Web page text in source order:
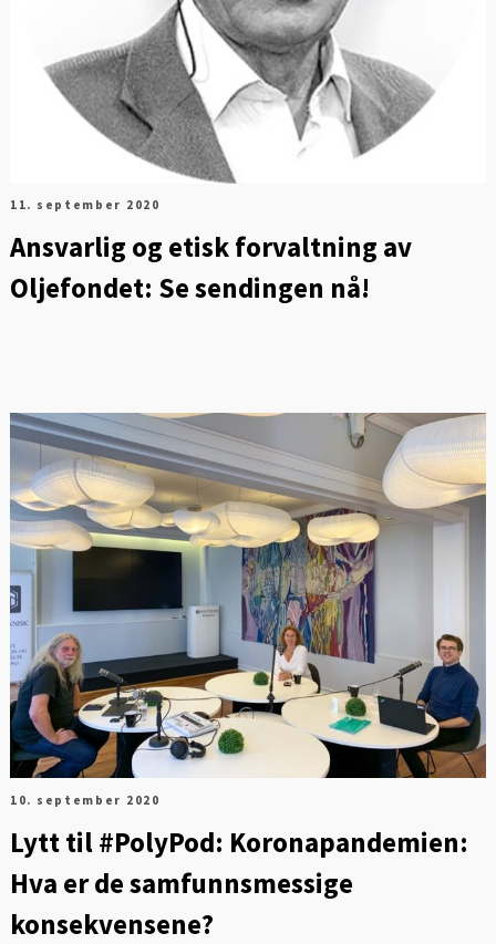
11. september 2020
Ansvarlig og etisk forvaltning av
Oljefondet: Se sendingen nå!
10. september 2020
Lytt til #PolyPod: Koronapandemien:
Hva er de samfunnsmessige
konsekvensene?